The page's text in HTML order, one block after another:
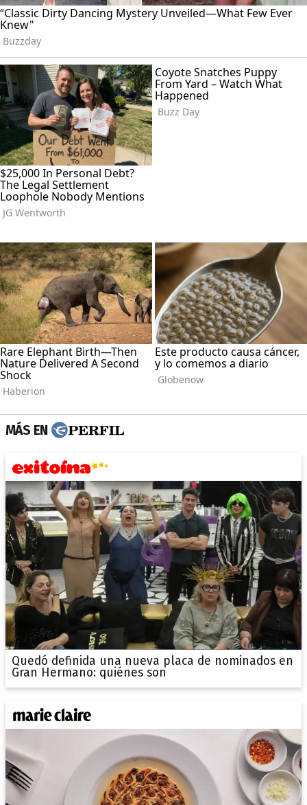
MÁS EN
Quedó definida una nueva placa de nominados en
Gran Hermano: quiénes son